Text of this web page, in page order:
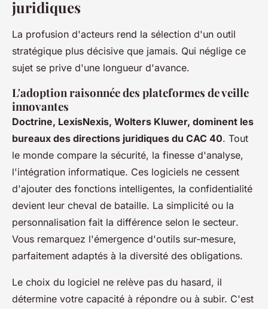
juridiques
La profusion d'acteurs rend la sélection d'un outil
stratégique plus décisive que jamais. Qui néglige ce
sujet se prive d'une longueur d'avance.
L'adoption raisonnée des plateformes de veille
innovantes
Doctrine, LexisNexis, Wolters Kluwer, dominent les
bureaux des directions juridiques du CAC 40. Tout
le monde compare la sécurité, la finesse d'analyse,
l'intégration informatique. Ces logiciels ne cessent
d'ajouter des fonctions intelligentes, la confidentialité
devient leur cheval de bataille. La simplicité ou la
personnalisation fait la différence selon le secteur.
Vous remarquez l'émergence d'outils sur-mesure,
parfaitement adaptés à la diversité des obligations.
Le choix du logiciel ne relève pas du hasard, il
détermine votre capacité à répondre ou à subir. C'est